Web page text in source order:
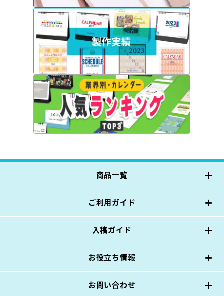
商品一覧
ご利用ガイド
入稿ガイド
お役立ち情報
お問い合わせ